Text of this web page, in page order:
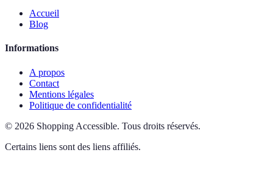
Accueil
Blog
Informations
A propos
Contact
Mentions légales
Politique de confidentialité
© 2026 Shopping Accessible. Tous droits réservés.
Certains liens sont des liens affiliés.